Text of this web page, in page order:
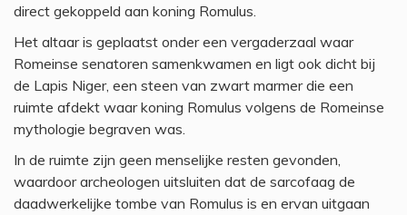
direct gekoppeld aan koning Romulus.
Het altaar is geplaatst onder een vergaderzaal waar
Romeinse senatoren samenkwamen en ligt ook dicht bij
de Lapis Niger, een steen van zwart marmer die een
ruimte afdekt waar koning Romulus volgens de Romeinse
mythologie begraven was.
In de ruimte zijn geen menselijke resten gevonden,
waardoor archeologen uitsluiten dat de sarcofaag de
daadwerkelijke tombe van Romulus is en ervan uitgaan